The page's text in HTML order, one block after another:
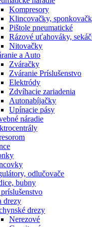
Kompresory
Klincovačky,
Pištole pneumatické
Rázové uťahováky,
Nitovačky
a Auto
Zváračky
Zváranie Príslušenstvo
Elektródy
Zdvíhacie zariadenia
Autonabíjačky
Upínacie pásy
náradie
odlučovače
bubny
drezy
drezy
Nerezové